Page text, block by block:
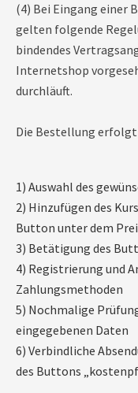
(4) Bei Eingang einer
gelten folgende
bindendes
Internetshop
durchläuft.
Die Bestellung
1) Auswahl des
2) Hinzufügen des
Button unter dem
3) Betätigung des
4) Registrierung und
Zahlungsmethoden
5) Nochmalige
eingegebenen Daten
6) Verbindliche
des Buttons